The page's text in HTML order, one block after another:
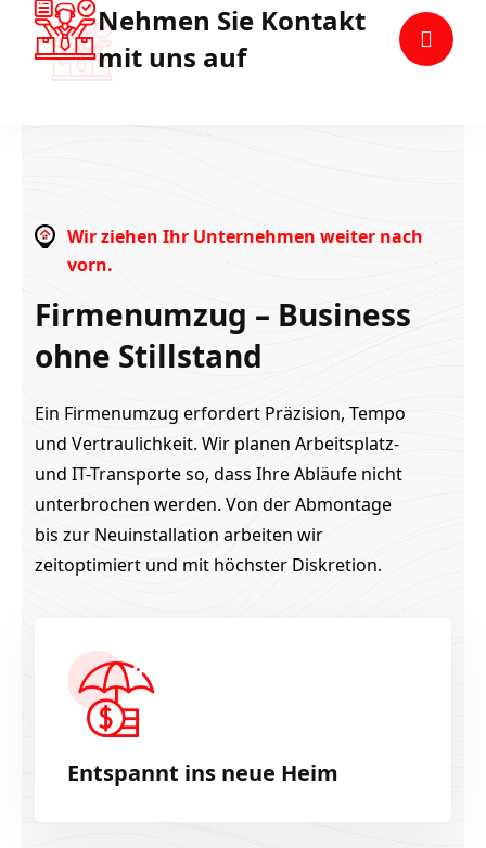
Nehmen Sie Kontakt
mit uns auf
Wir ziehen Ihr Unternehmen weiter nach
vorn.
Firmenumzug – Business
ohne Stillstand
Ein Firmenumzug erfordert Präzision, Tempo
und Vertraulichkeit. Wir planen Arbeitsplatz-
und IT-Transporte so, dass Ihre Abläufe nicht
unterbrochen werden. Von der Abmontage
bis zur Neuinstallation arbeiten wir
zeitoptimiert und mit höchster Diskretion.
Entspannt ins neue Heim